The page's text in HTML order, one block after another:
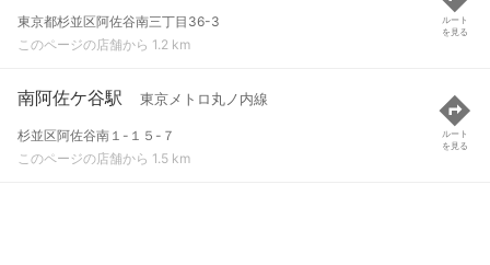
東京都杉並区阿佐谷南三丁目36-3
このページの店舗から 1.2 km
ルート
を見る
南阿佐ケ谷駅 東京メトロ丸ノ内線
杉並区阿佐谷南１-１５-７
このページの店舗から 1.5 km
ルート
を見る